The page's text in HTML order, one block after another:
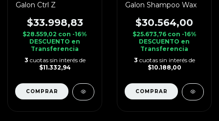
Galon Ctrl Z
$33.998,83
$28.559,02 con -16%
DESCUENTO en
Transferencia
3 cuotas sin interés de
$11.332,94
Galon Shampoo Wax
$30.564,00
$25.673,76 con -16%
DESCUENTO en
Transferencia
3 cuotas sin interés de
$10.188,00